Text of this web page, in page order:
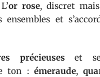
or rose, discret
ensembles et
précieuses et
ton : émeraude,